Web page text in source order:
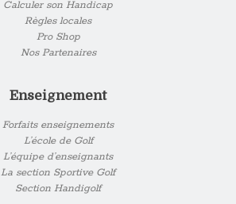
Calculer son Handicap
Règles locales
Pro Shop
Nos Partenaires
Enseignement
Forfaits enseignements
L’école de Golf
L’équipe d’enseignants
La section Sportive Golf
Section Handigolf